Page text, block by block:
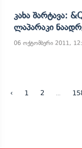
Კახა Შარტავა:
Ლაპარაკი
06 ოქტომბერი 2011,
‹ 1 2